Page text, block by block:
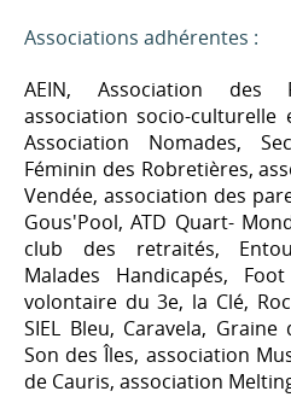
Associations adhérentes :
AEIN, Association des
association socio-
Association Nomades,
Féminin des Robretières,
Vendée, association des
Gous'Pool, ATD Quart-
club des retraités,
Malades Handicapés,
volontaire du 3e, la Clé,
SIEL Bleu, Caravela,
Son des Îles, association
de Cauris, association